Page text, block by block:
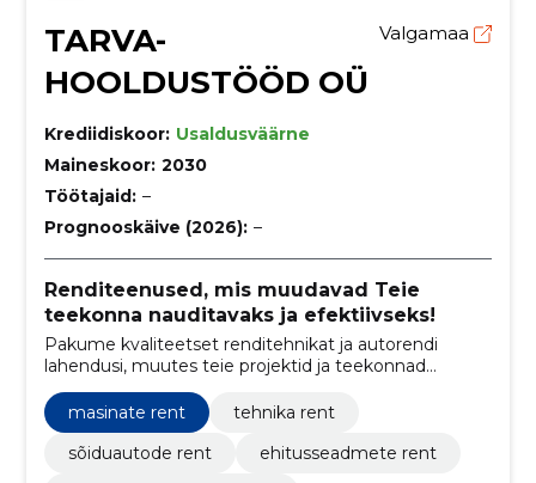
TARVA-
HOOLDUSTÖÖD OÜ
Valgamaa
Krediidiskoor: Usaldusväärne
Maineskoor: 2030
Töötajaid: –
Prognooskäive (2026): –
Renditeenused, mis muudavad Teie
teekonna nauditavaks ja efektiivseks!
Pakume kvaliteetset renditehnikat ja autorendi
lahendusi, muutes teie projektid ja teekonnad
mugavaks ning edukaks.
masinate rent
tehnika rent
sõiduautode rent
ehitusseadmete rent